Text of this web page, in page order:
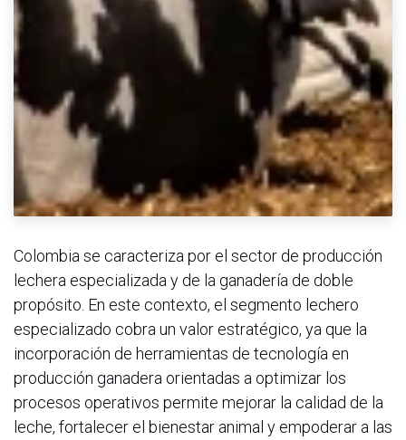
Colombia se caracteriza por el sector de producción
lechera especializada y de la ganadería de doble
propósito. En este contexto, el segmento lechero
especializado cobra un valor estratégico, ya que la
incorporación de herramientas de tecnología en
producción ganadera orientadas a optimizar los
procesos operativos permite mejorar la calidad de la
leche, fortalecer el bienestar animal y empoderar a las